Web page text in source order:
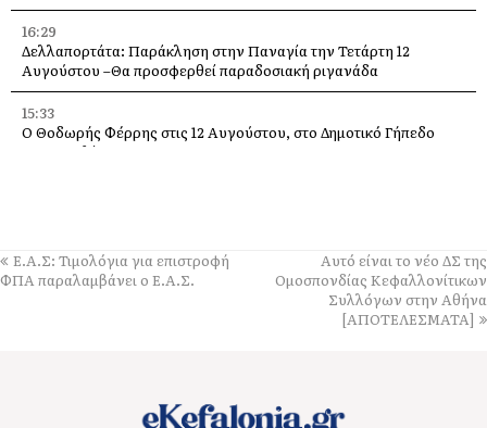
16:29
Δελλαπορτάτα: Παράκληση στην Παναγία την Τετάρτη 12
Αυγούστου –Θα προσφερθεί παραδοσιακή ριγανάδα
15:33
Ο Θοδωρής Φέρρης στις 12 Αυγούστου, στο Δημοτικό Γήπεδο
Αργοστολίου
11:58
Δύο παλέτες εμφιαλωμένο νερό στους εθελοντές Ελειού–
Πρόννων – Το «ευχαριστώ» στον Χρήστο Κόκκολη
Ε.Α.Σ: Τιμολόγια για επιστροφή
ΦΠΑ παραλαμβάνει ο Ε.Α.Σ.
Αυτό είναι το νέο ΔΣ της
Ομοσπονδίας Κεφαλλονίτικων
Συλλόγων στην Αθήνα
[ΑΠΟΤΕΛΕΣΜΑΤΑ]